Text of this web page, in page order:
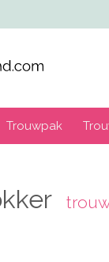
Trouwpak